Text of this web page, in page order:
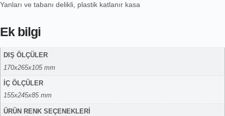
Yanları ve tabanı delikli, plastik katlanır kasa
Ek bilgi
DIŞ ÖLÇÜLER
170x265x105 mm
İÇ ÖLÇÜLER
155x245x85 mm
ÜRÜN RENK SEÇENEKLERİ